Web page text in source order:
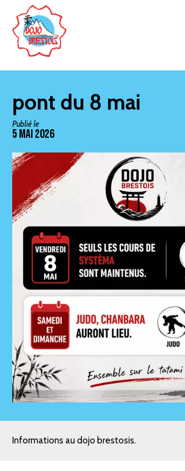
pont du 8 mai
Publié le
5 Mai 2026
Informations au dojo brestosis.